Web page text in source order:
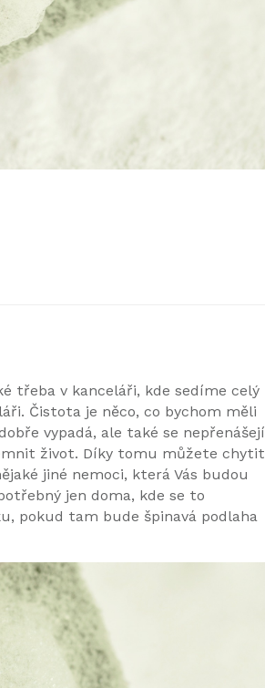
třeba v kanceláři, kde sedíme celý
Čistota je něco, co bychom měli
vypadá, ale také se nepřenášejí
život. Díky tomu můžete chytit
jiné nemoci, která Vás budou
jen doma, kde se to
pokud tam bude špinavá podlaha